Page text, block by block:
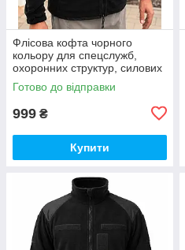
Флісова кофта чорного
кольору для спецслужб,
охоронних структур, силових
підрозділів
Готово до відправки
999 ₴
Купити